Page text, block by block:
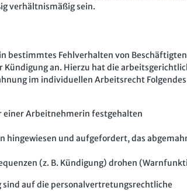
verhältnismäßig sein.
bestimmtes Fehlverhalten von
an. Hierzu hat die
im individuellen Arbeitsrecht Folgendes
einer Arbeitnehmerin festgehalten
hingewiesen und aufgefordert, das
(z. B. Kündigung) drohen
auf die personalvertretungsrechtliche